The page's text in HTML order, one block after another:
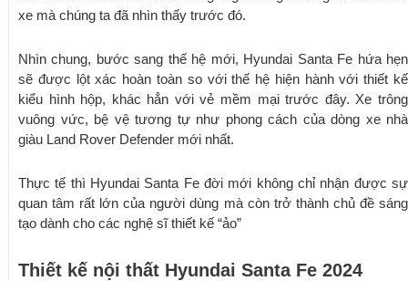
xe mà chúng ta đã nhìn thấy trước đó.
Nhìn chung, bước sang thế hệ mới, Hyundai Santa Fe hứa hẹn
sẽ được lột xác hoàn toàn so với thế hệ hiện hành với thiết kế
kiểu hình hộp, khác hẳn với vẻ mềm mại trước đây. Xe trông
vuông vức, bệ vệ tương tự như phong cách của dòng xe nhà
giàu Land Rover Defender mới nhất.
Thực tế thì Hyundai Santa Fe đời mới không chỉ nhận được sự
quan tâm rất lớn của người dùng mà còn trở thành chủ đề sáng
tạo dành cho các nghệ sĩ thiết kế “ảo”
Thiết kế nội thất Hyundai Santa Fe 2024